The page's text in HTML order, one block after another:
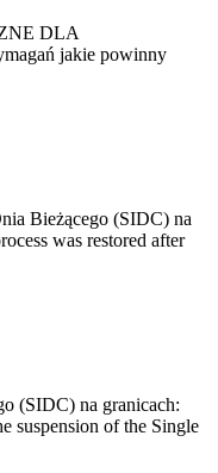
DLA
jakie powinny
Bieżącego (SIDC) na
was restored after
(SIDC) na granicach:
suspension of the Single